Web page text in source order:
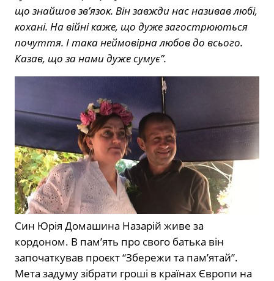
що знайшов зв’язок. Він завжди нас називав любі,
кохані. На війні каже, що дуже загострюються
почуття. І така неймовірна любов до всього.
Казав, що за нами дуже сумує”.
Син Юрія Домашина Назарій живе за
кордоном. В пам’ять про свого батька він
започаткував проєкт “Збережи та пам’ятай”.
Мета задуму зібрати гроші в країнах Європи на